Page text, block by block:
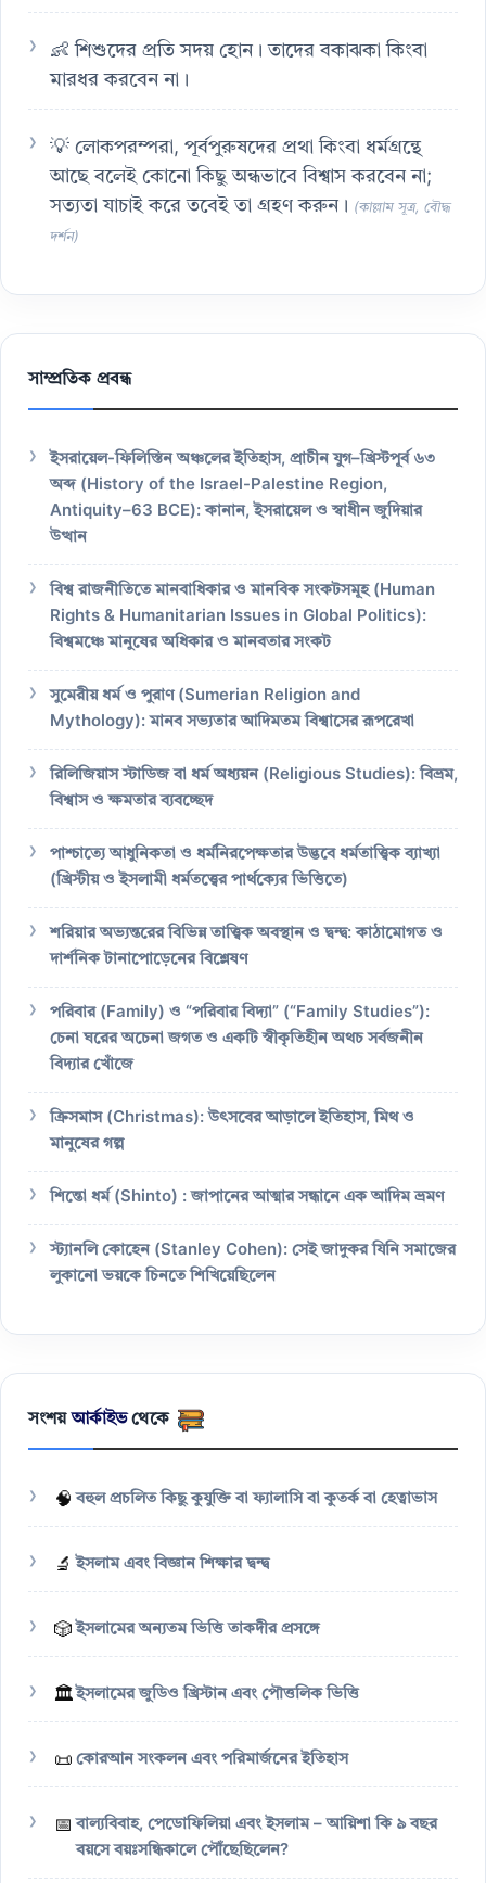
👶 শিশুদের প্রতি সদয় হোন। তাদের বকাঝকা কিংবা
মারধর করবেন না।
💡 লোকপরম্পরা, পূর্বপুরুষদের প্রথা কিংবা ধর্মগ্রন্থে
আছে বলেই কোনো কিছু অন্ধভাবে বিশ্বাস করবেন না;
সত্যতা যাচাই করে তবেই তা গ্রহণ করুন। (কাল্লাম সূত্র, বৌদ্ধ
দর্শন)
সাম্প্রতিক প্রবন্ধ
ইসরায়েল-ফিলিস্তিন অঞ্চলের ইতিহাস, প্রাচীন যুগ–খ্রিস্টপূর্ব ৬৩
অব্দ (History of the Israel-Palestine Region,
Antiquity–63 BCE): কানান, ইসরায়েল ও স্বাধীন জুদিয়ার
উত্থান
বিশ্ব রাজনীতিতে মানবাধিকার ও মানবিক সংকটসমূহ (Human
Rights & Humanitarian Issues in Global Politics):
বিশ্বমঞ্চে মানুষের অধিকার ও মানবতার সংকট
সুমেরীয় ধর্ম ও পুরাণ (Sumerian Religion and
Mythology): মানব সভ্যতার আদিমতম বিশ্বাসের রূপরেখা
রিলিজিয়াস স্টাডিজ বা ধর্ম অধ্যয়ন (Religious Studies): বিভ্রম,
বিশ্বাস ও ক্ষমতার ব্যবচ্ছেদ
পাশ্চাত্যে আধুনিকতা ও ধর্মনিরপেক্ষতার উদ্ভবে ধর্মতাত্ত্বিক ব্যাখ্যা
(খ্রিস্টীয় ও ইসলামী ধর্মতত্ত্বের পার্থক্যের ভিত্তিতে)
শরিয়ার অভ্যন্তরের বিভিন্ন তাত্ত্বিক অবস্থান ও দ্বন্দ্ব: কাঠামোগত ও
দার্শনিক টানাপোড়েনের বিশ্লেষণ
পরিবার (Family) ও “পরিবার বিদ্যা” (“Family Studies”):
চেনা ঘরের অচেনা জগত ও একটি স্বীকৃতিহীন অথচ সর্বজনীন
বিদ্যার খোঁজে
ক্রিসমাস (Christmas): উৎসবের আড়ালে ইতিহাস, মিথ ও
মানুষের গল্প
শিন্তো ধর্ম (Shinto) : জাপানের আত্মার সন্ধানে এক আদিম ভ্রমণ
স্ট্যানলি কোহেন (Stanley Cohen): সেই জাদুকর যিনি সমাজের
লুকানো ভয়কে চিনতে শিখিয়েছিলেন
সংশয়আর্কাইভথেকে
🧠 বহুল প্রচলিত কিছু কুযুক্তি বা ফ্যালাসি বা কুতর্ক বা হেত্বাভাস
🔬 ইসলাম এবং বিজ্ঞান শিক্ষার দ্বন্দ্ব
🎲 ইসলামের অন্যতম ভিত্তি তাকদীর প্রসঙ্গে
🏛️ ইসলামের জুডিও খ্রিস্টান এবং পৌত্তলিক ভিত্তি
📜 কোরআন সংকলন এবং পরিমার্জনের ইতিহাস
📅 বাল্যবিবাহ, পেডোফিলিয়া এবং ইসলাম – আয়িশা কি ৯ বছর
বয়সে বয়ঃসন্ধিকালে পৌঁছেছিলেন?